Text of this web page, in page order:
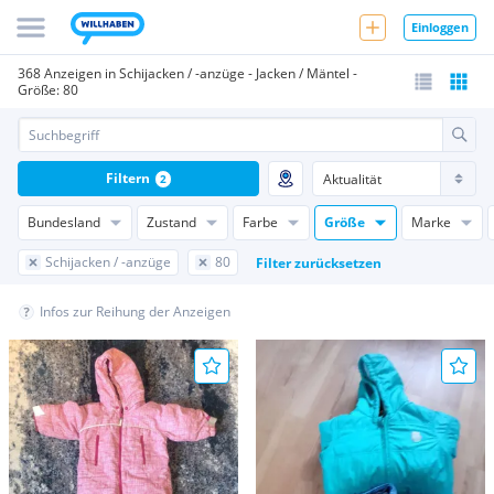
Einloggen
368 Anzeigen in Schijacken / -anzüge - Jacken / Mäntel -
Größe: 80
Bundesland Zustand Farbe Größe Marke
Schijacken / -anzüge 80 Filter zurücksetzen
Filtern 2
Infos zur Reihung der Anzeigen